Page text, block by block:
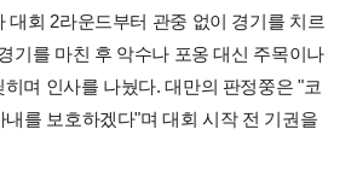
대회 2라운드부터 관중 없이 경기를 치르
기를 마친 후 악수나 포옹 대신 주목이나
며 인사를 나눴다. 대만의 판정쭝은 "코
내를 보호하겠다"며 대회 시작 전 기권을